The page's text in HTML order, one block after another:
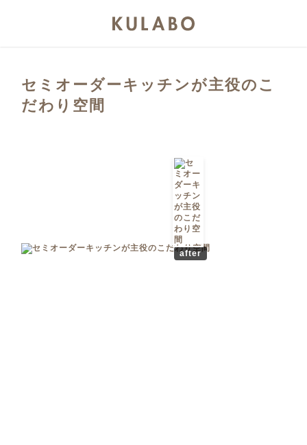
セミオーダーキッチンが主役のこ
だわり空間
after